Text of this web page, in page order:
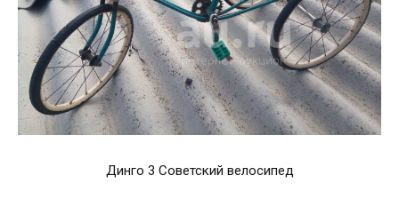
Динго 3 Советский велосипед